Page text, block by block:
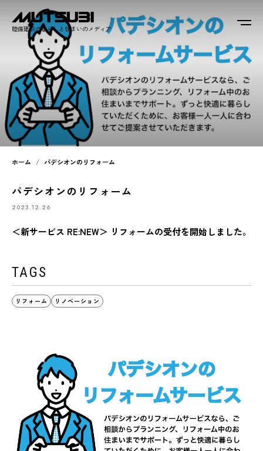
睦備建設の暮らしと住まいのメディア
ホーム パデシオンのリフォーム
パデシオンのリフォーム
2023.12.26
＜新サービス RE:NEW＞ リフォームの受付を開始しました。
TAGS
リフォーム リノベーション